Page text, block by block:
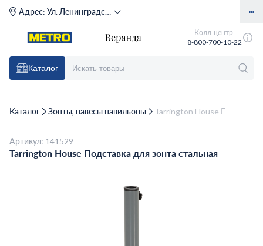
Адрес: Ул. Ленинградское шоссе, д. 71Г (м. Речной вокзал)
Колл-центр:
8-800-700-10-22
Каталог
Каталог Зонты, навесы павильоны Tarrington House Подставка
Артикул: 141529
Tarrington House Подставка для зонта стальная